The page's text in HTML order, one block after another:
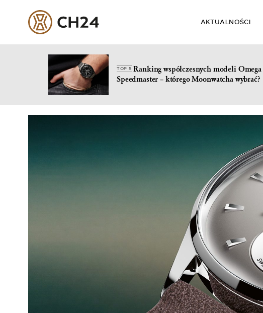
AKTUALNOŚCI
TOP 5Ranking współczesnych modeli Omega
Speedmaster – którego Moonwatcha wybrać?